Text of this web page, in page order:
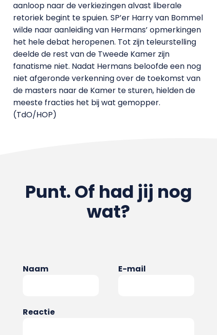
aanloop naar de verkiezingen alvast liberale
retoriek begint te spuien. SP’er Harry van Bommel
wilde naar aanleiding van Hermans’ opmerkingen
het hele debat heropenen. Tot zijn teleurstelling
deelde de rest van de Tweede Kamer zijn
fanatisme niet. Nadat Hermans beloofde een nog
niet afgeronde verkenning over de toekomst van
de masters naar de Kamer te sturen, hielden de
meeste fracties het bij wat gemopper.
(TdO/HOP)
Punt. Of had jij nog
wat?
Naam E-mail
Reactie